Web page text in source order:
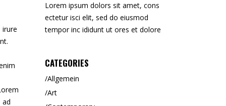
irure
ad
Lorem ipsum dolors sit amet, cons
ectetur isci elit, sed do eiusmod
tempor inc ididunt ut ores et dolore
CATEGORIES
Allgemein
Art